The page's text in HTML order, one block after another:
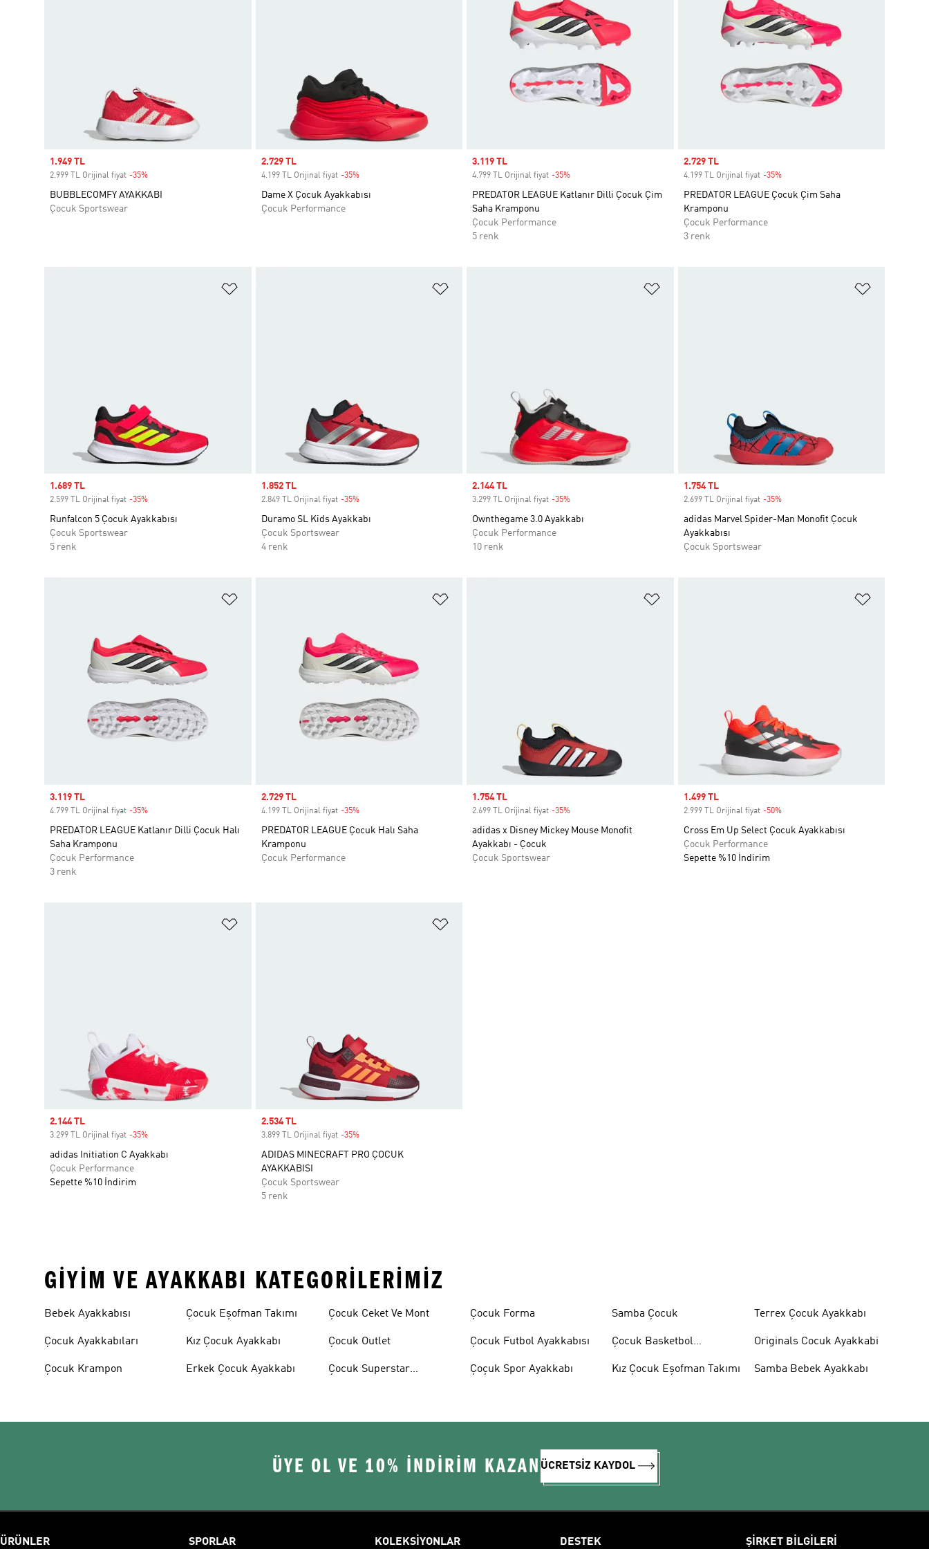
Sale price
1.949 TL
2.999 TL Orijinal fiyat -35%
BUBBLECOMFY AYAKKABI
Çocuk Sportswear
Sale price
2.729 TL
4.199 TL Orijinal fiyat -35%Discount
Dame X Çocuk Ayakkabısı
Çocuk Performance
Sale price
3.119 TL
4.799 TL Orijinal fiyat -35%
PREDATOR LEAGUE Katlanır Dilli Çocuk Çim
Saha Kramponu
Çocuk Performance
5 renk
Sale price
2.729 TL
4.199 TL Orijinal fiyat -35%Discount
PREDATOR LEAGUE Çocuk Çim Saha
Kramponu
Çocuk Performance
3 renk
Sale price
1.689 TL
2.599 TL Orijinal fiyat -35%
Runfalcon 5 Çocuk Ayakkabısı
Çocuk Sportswear
5 renk
Sale price
1.852 TL
2.849 TL Orijinal fiyat -35%Discount
Duramo SL Kids Ayakkabı
Çocuk Sportswear
4 renk
Sale price
2.144 TL
3.299 TL Orijinal fiyat -35%
Ownthegame 3.0 Ayakkabı
Çocuk Performance
10 renk
Sale price
1.754 TL
2.699 TL Orijinal fiyat -35%Discount
adidas Marvel Spider-Man Monofit Çocuk
Ayakkabısı
Çocuk Sportswear
Sale price
3.119 TL
4.799 TL Orijinal fiyat -35%
PREDATOR LEAGUE Katlanır Dilli Çocuk Halı
Saha Kramponu
Çocuk Performance
3 renk
Sale price
2.729 TL
4.199 TL Orijinal fiyat -35%Discount
PREDATOR LEAGUE Çocuk Halı Saha
Kramponu
Çocuk Performance
Sale price
1.754 TL
2.699 TL Orijinal fiyat -35%
adidas x Disney Mickey Mouse Monofit
Ayakkabı - Çocuk
Çocuk Sportswear
Sale price
1.499 TL
2.999 TL Orijinal fiyat -50%Discount
Cross Em Up Select Çocuk Ayakkabısı
Çocuk Performance
Sepette %10 İndirim
Sale price
2.144 TL
3.299 TL Orijinal fiyat -35%
adidas Initiation C Ayakkabı
Çocuk Performance
Sepette %10 İndirim
Sale price
2.534 TL
3.899 TL Orijinal fiyat -35%Discount
ADIDAS MINECRAFT PRO ÇOCUK
AYAKKABISI
Çocuk Sportswear
5 renk
GIYIM VE AYAKKABI KATEGORILERIMIZ
Bebek Ayakkabısı
Çocuk Ayakkabıları
Çocuk Krampon
Çocuk Eşofman Takımı
Kız Çocuk Ayakkabı
Erkek Çocuk Ayakkabı
Çocuk Ceket Ve Mont
Çocuk Outlet
Çocuk Superstar
Çocuk Forma
Çocuk Futbol Ayakkabısı
Çoçuk Spor Ayakkabı
Samba Çocuk
Çocuk Basketbol
Kız Çocuk Eşofman Takımı
Terrex Çocuk Ayakkabı
Originals Cocuk Ayakkabi
Samba Bebek Ayakkabı
ÜYE OL VE 10% İNDİRİM KAZAN ÜCRETSİZ KAYDOL
ÜRÜNLER SPORLAR KOLEKSİYONLAR DESTEK ŞİRKET BİLGİLERİ